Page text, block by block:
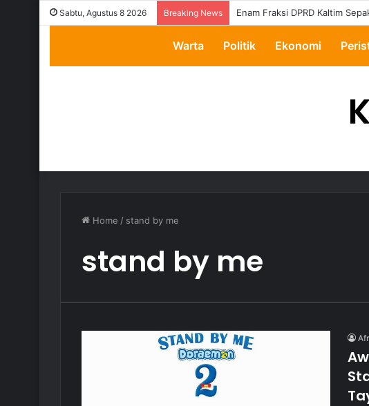
Sabtu, Agustus 8 2026 Breaking News Enam Fraksi DPRD Kaltim
Warta Politik Ekonomi
Home / stand by me
stand by me